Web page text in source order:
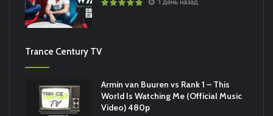
Trance Century TV
Armin van Buuren vs Rank 1 – This
World Is Watching Me (Official Music
Video) 480p